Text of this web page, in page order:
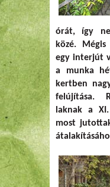
órát, így
közé.
egy interjút
a munka
kertben
felújítása.
laknak a
most